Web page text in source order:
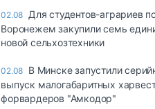
02.08 Для студентов-аграриев
Воронежем закупили семь
новой сельхозтехники
02.08 В Минске запустили
выпуск малогабаритных
форвардеров "Амкодор"